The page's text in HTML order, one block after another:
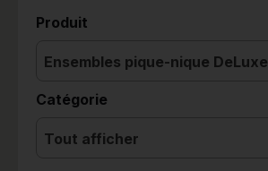
Produit
Ensembles pique-nique DeLuxe
Catégorie
Tout afficher